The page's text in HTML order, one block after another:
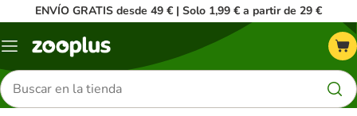
ENVÍO GRATIS desde 49 € | Solo 1,99 € a partir de 29 €
Menú
Buscar
productos